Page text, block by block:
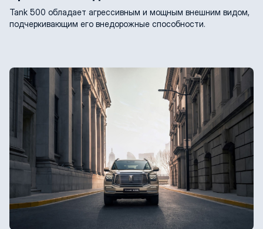
Tank 500 обладает агрессивным и мощным внешним видом,
подчеркивающим его внедорожные способности.